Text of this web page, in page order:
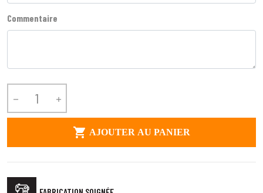
Commentaire
 
 AJOUTER AU PANIER